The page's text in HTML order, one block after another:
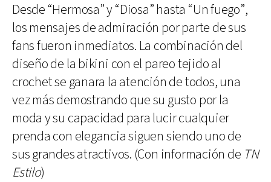
Desde “Hermosa” y “Diosa” hasta “Un fuego”,
los mensajes de admiración por parte de sus
fans fueron inmediatos. La combinación del
diseño de la bikini con el pareo tejido al
crochet se ganara la atención de todos, una
vez más demostrando que su gusto por la
moda y su capacidad para lucir cualquier
prenda con elegancia siguen siendo uno de
sus grandes atractivos. (Con información de TN
Estilo)